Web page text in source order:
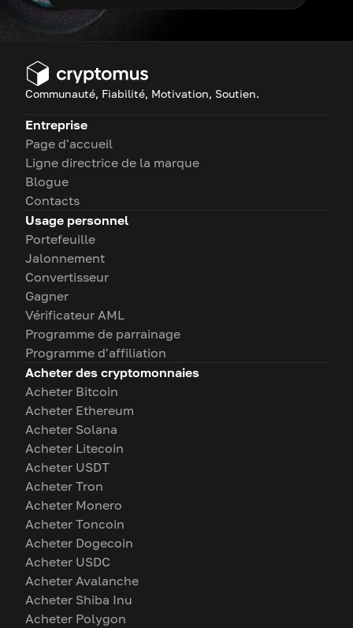
Communauté, Fiabilité, Motivation, Soutien.
Entreprise
Page d'accueil
Ligne directrice de la marque
Blogue
Contacts
Usage personnel
Portefeuille
Jalonnement
Convertisseur
Gagner
Vérificateur AML
Programme de parrainage
Programme d'affiliation
Acheter des cryptomonnaies
Acheter Bitcoin
Acheter Ethereum
Acheter Solana
Acheter Litecoin
Acheter USDT
Acheter Tron
Acheter Monero
Acheter Toncoin
Acheter Dogecoin
Acheter USDC
Acheter Avalanche
Acheter Shiba Inu
Acheter Polygon